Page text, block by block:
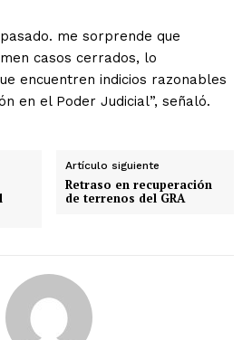
me sorprende que
casos cerrados, lo
encuentren indicios razonables
en el Poder Judicial”, señaló.
Artículo siguiente
Retraso en recuperación
de terrenos del GRA